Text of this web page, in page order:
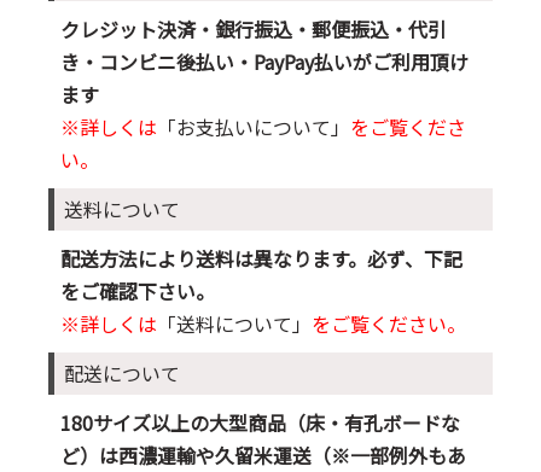
クレジット決済・銀行振込・郵便振込・代引
き・コンビニ後払い・PayPay払いがご利用頂け
ます
※詳しくは 「お支払いについて」 をご覧くださ
い。
送料について
配送方法により送料は異なります。必ず、下記
をご確認下さい。
※詳しくは 「送料について」 をご覧ください。
配送について
180サイズ以上の大型商品（床・有孔ボードな
ど）は西濃運輸や久留米運送（※一部例外もあ